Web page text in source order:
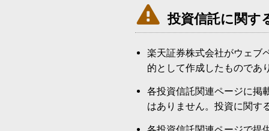
 投資信託に関す
楽天証券株式会社がウェブ
的として作成したものであ
各投資信託関連ページに掲
はありません。投資に関す